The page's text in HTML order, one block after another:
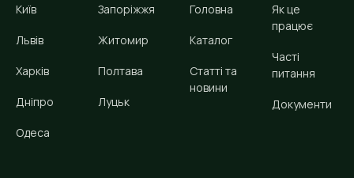
Київ
Львів
Харків
Дніпро
Одеса
Запоріжжя
Житомир
Полтава
Луцьк
Головна
Каталог
Статті та
новини
Як це
працює
Часті
питання
Документи